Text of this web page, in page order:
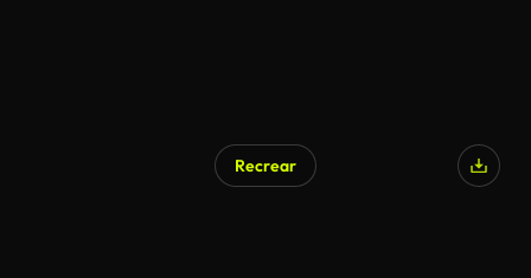
Recrear